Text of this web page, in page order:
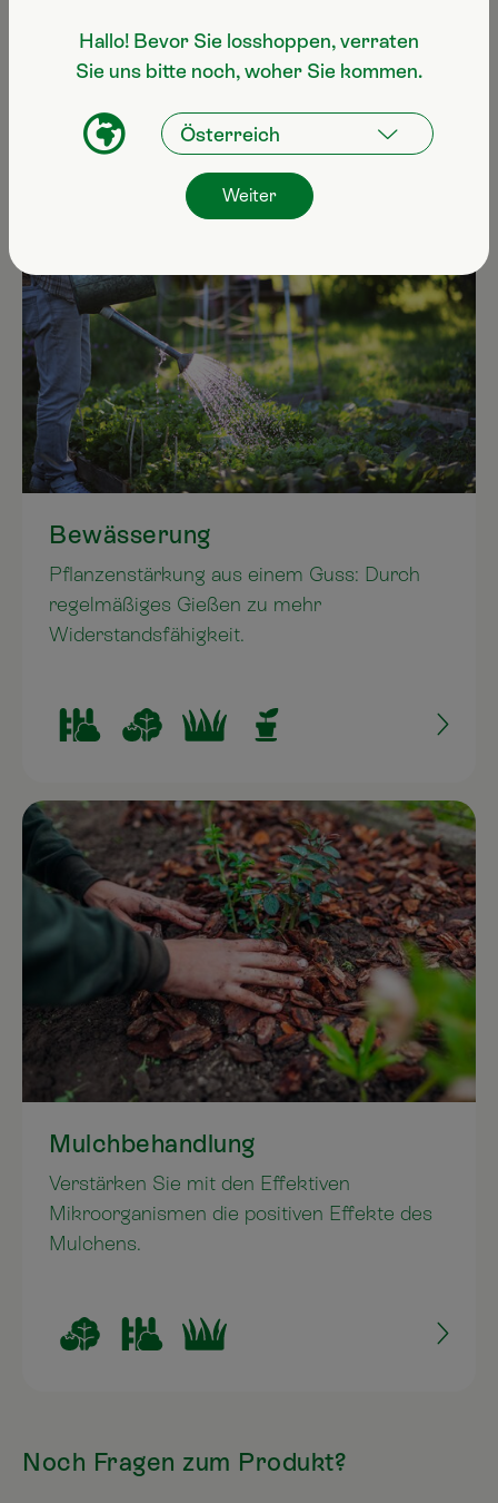
Bewässerung
Pflanzenstärkung aus einem Guss: Durch
regelmäßiges Gießen zu mehr
Widerstandsfähigkeit.
Mulchbehandlung
Verstärken Sie mit den Effektiven
Mikroorganismen die positiven Effekte des
Mulchens.
Noch Fragen zum Produkt?
Hallo! Bevor Sie losshoppen, verraten
Sie uns bitte noch, woher Sie kommen.
Weiter